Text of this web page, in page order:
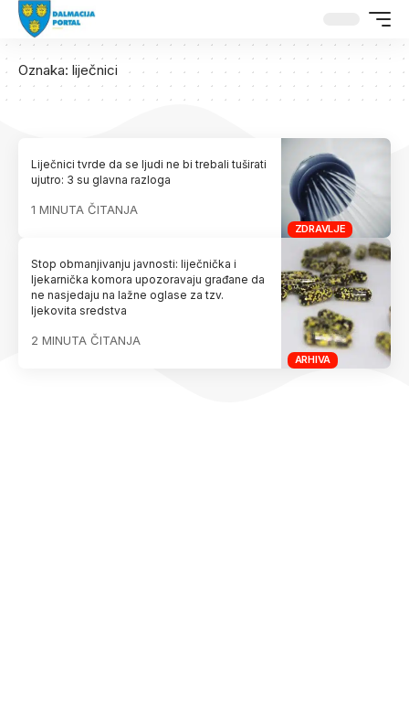
Oznaka: liječnici
ZDRAVLJE
Liječnici tvrde da se ljudi ne bi trebali tuširati
ujutro: 3 su glavna razloga
1 MINUTA ČITANJA
ARHIVA
Stop obmanjivanju javnosti: liječnička i
ljekarnička komora upozoravaju građane da
ne nasjedaju na lažne oglase za tzv.
ljekovita sredstva
2 MINUTA ČITANJA